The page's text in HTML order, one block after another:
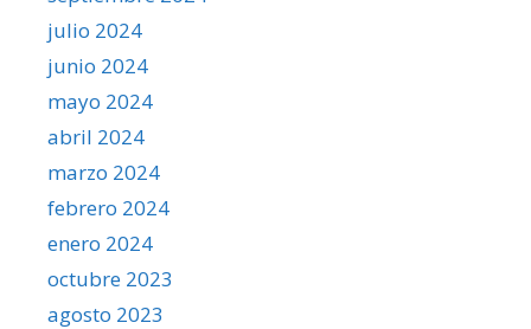
julio 2024
junio 2024
mayo 2024
abril 2024
marzo 2024
febrero 2024
enero 2024
octubre 2023
agosto 2023